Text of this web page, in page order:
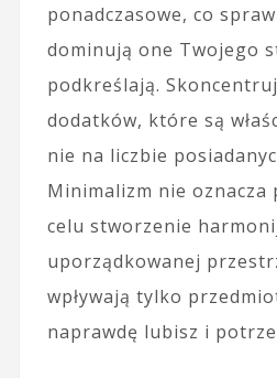
ponadczasowe, co
dominują one Twojego
podkreślają.
dodatków, które są
nie na liczbie
Minimalizm nie oznacza
celu stworzenie
uporządkowanej
wpływają tylko
naprawdę lubisz i